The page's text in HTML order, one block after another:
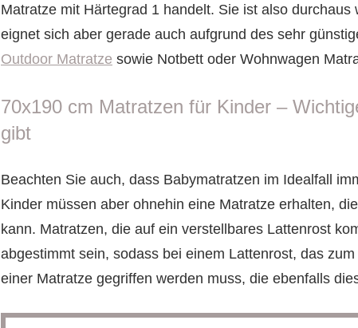
Matratze mit Härtegrad 1 handelt. Sie ist also
eignet sich aber gerade auch aufgrund des sehr
Outdoor Matratze sowie Notbett oder Wohnwagen
70x190 cm Matratzen für Kinder –
gibt
Beachten Sie auch, dass Babymatratzen im Idealfall
Kinder müssen aber ohnehin eine Matratze erhalten,
kann. Matratzen, die auf ein verstellbares Lattenrost
abgestimmt sein, sodass bei einem Lattenrost, das
einer Matratze gegriffen werden muss, die ebenfalls